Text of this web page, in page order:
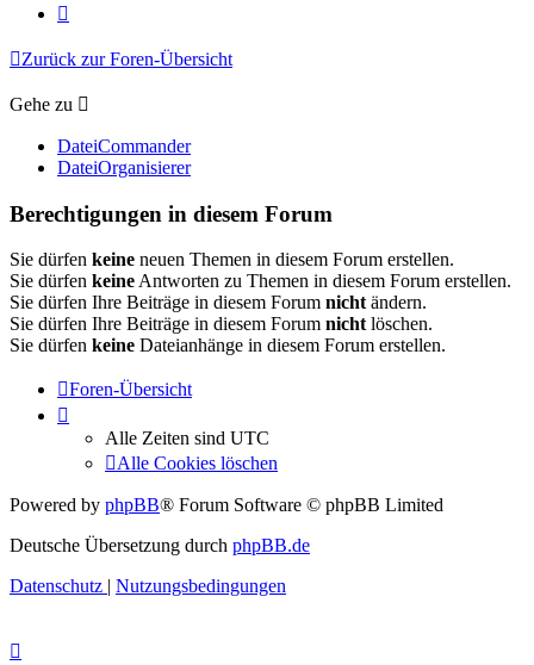
Zurück zur Foren-Übersicht
Gehe zu
DateiCommander
DateiOrganisierer
Berechtigungen in diesem Forum
Sie dürfen keine neuen Themen in diesem Forum erstellen.
Sie dürfen keine Antworten zu Themen in diesem Forum erstellen.
Sie dürfen Ihre Beiträge in diesem Forum nicht ändern.
Sie dürfen Ihre Beiträge in diesem Forum nicht löschen.
Sie dürfen keine Dateianhänge in diesem Forum erstellen.
Foren-Übersicht
Alle Zeiten sind UTC
Alle Cookies löschen
Powered by phpBB® Forum Software © phpBB Limited
Deutsche Übersetzung durch phpBB.de
Datenschutz | Nutzungsbedingungen